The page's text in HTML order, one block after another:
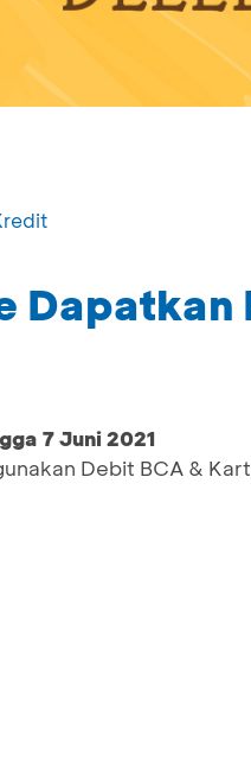
Dapatkan
7 Juni 2021
Debit BCA &